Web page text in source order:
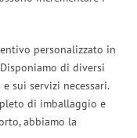
personalizzato in
di diversi
sui servizi necessari.
di imballaggio e
abbiamo la